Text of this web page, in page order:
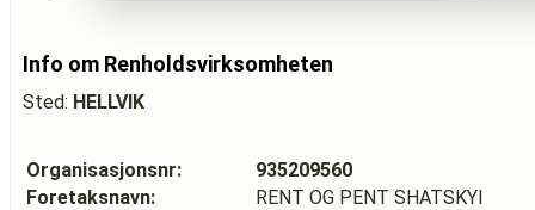
Info om Renholdsvirksomheten
Sted: HELLVIK
Organisasjonsnr:
935209560
Foretaksnavn:
RENT OG PENT SHATSKYI